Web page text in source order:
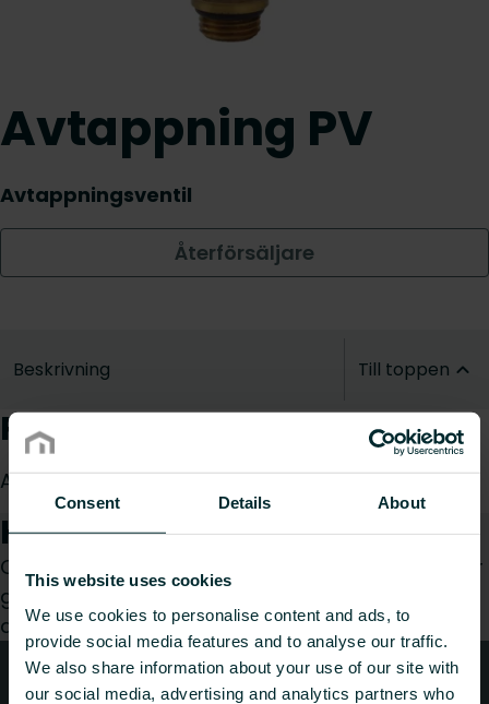
Consent Details About
This website uses cookies
We use cookies to personalise content and ads, to
provide social media features and to analyse our traffic.
We also share information about your use of our site with
our social media, advertising and analytics partners who
Avtappning PV
Avtappningsventil
Återförsäljare
Beskrivning Till toppen
Produktbeskrivning
Avtappning PV
Hur kan vi hjälpa dig?
Oavsett om du är konsult, installatör, arkitekt eller
grossist, välj en kategori så tar vi gärna hand om
din förfrågan.
Teknisk rådgivning